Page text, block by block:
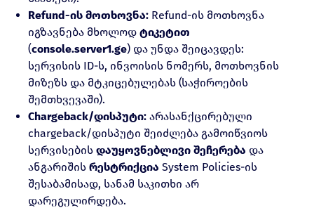
Refund-ის მოთხოვნა: Refund-ის მოთხოვნა
იგზავნება მხოლოდ ტიკეტით
(console.server1.ge) და უნდა შეიცავდეს:
სერვისის ID-ს, ინვოისის ნომერს, მოთხოვნის
მიზეზს და მტკიცებულებას (საჭიროების
შემთხვევაში).
Chargeback/დისპუტი: არასანქცირებული
chargeback/დისპუტი შეიძლება გამოიწვიოს
სერვისების დაუყოვნებლივი შეჩერება და
ანგარიშის რესტრიქცია System Policies-ის
შესაბამისად, სანამ საკითხი არ
დარეგულირდება.